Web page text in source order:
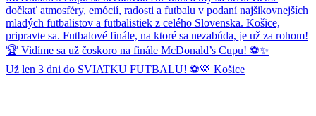
Už len 3 dni do SVIATKU FUTBALU! ⚽💛 Košice